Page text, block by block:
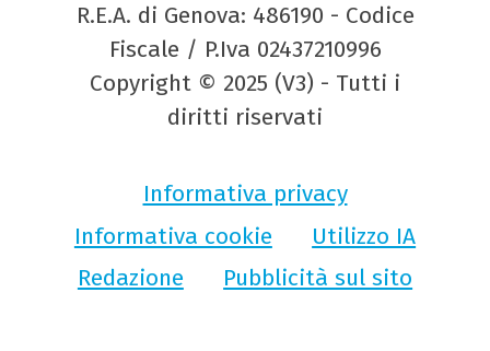
R.E.A. di Genova: 486190 - Codice
Fiscale / P.Iva 02437210996
Copyright © 2025 (V3) - Tutti i
diritti riservati
Informativa privacy
Informativa cookie
Utilizzo IA
Redazione
Pubblicità sul sito